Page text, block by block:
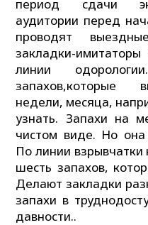
период сдачи
аудитории перед
проводят
закладки-
линии
запахов,которые
недели, месяца,
узнать. Запахи на
чистом виде. Но
По линии
шесть запахов,
Делают закладки
запахи в
давности..